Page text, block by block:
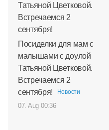
Посиделки для мам с
малышами с доулой
Татьяной Цветковой.
Встречаемся 2
сентября!
Новости
07. Aug 00:36